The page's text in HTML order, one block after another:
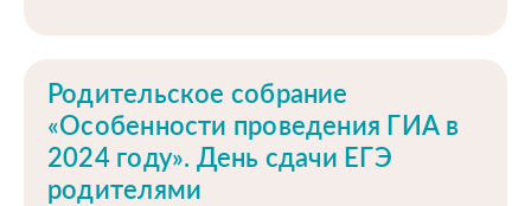
Родительское собрание
«Особенности проведения ГИА в
2024 году». День сдачи ЕГЭ
родителями